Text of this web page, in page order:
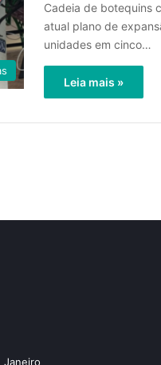
Cadeia de botequins
atual plano de
unidades em cinco…
Leia mais »
Janeiro